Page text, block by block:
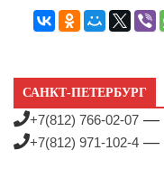
САНКТ-ПЕТЕРБУРГ
+7(812) 766-02-07 —
+7(812) 971-102-4 —